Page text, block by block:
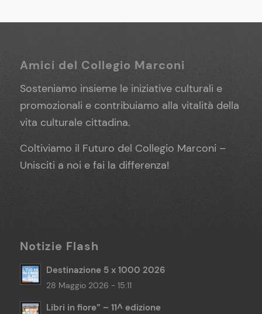
Amici del Collegio Marconi
Sosteniamo insieme le iniziative culturali e
promozionali e contribuiamo alla vitalità della
vita culturale cittadina.
Coltiviamo il Futuro del Collegio Marconi –
Unisciti a noi e fai la differenza!
Notizie Flash
Destinazione 5 x 1000 2026
28 Maggio 2026 - 15:11
Libri in fiore” – 11^ edizione